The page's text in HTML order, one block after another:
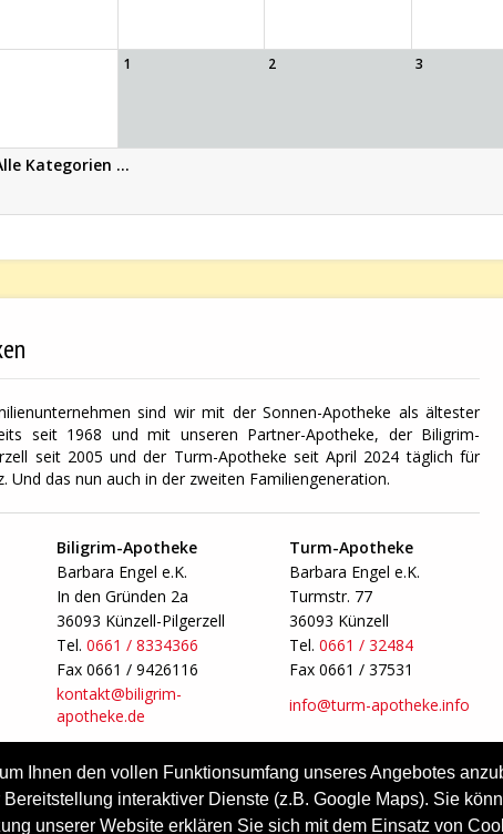
Ihnen den vollen Funktionsumfang unseres Angebotes
interaktiver Dienste (z.B. Google Maps). Sie
unserer Website erklären Sie sich mit dem Einsatz von
1 2 3
Kategorien ...
sind wir mit der Sonnen-Apotheke als ältester
seit 1968 und mit unseren Partner-Apotheke, der Biligrim-
seit 2005 und der Turm-Apotheke seit April 2024 täglich für
Und das nun auch in der zweiten Familiengeneration.
Biligrim-Apotheke
Turm-Apotheke
Barbara Engel e.K.
Barbara Engel e.K.
In den Gründen 2a
Turmstr. 77
36093 Künzell-Pilgerzell
36093 Künzell
Tel. 0661 / 8334366 Tel. 0661 / 32484
Fax 0661 / 9426116
Fax 0661 / 37531
kontakt@biligrim-
apotheke.de
info@turm-apotheke.info
Kontakt & Anfahrt Impressum Datenschutzerklärung